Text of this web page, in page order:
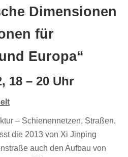
Dimensionen
für
Europa“
18 – 20 Uhr
– Schienennetzen, Straßen,
die 2013 von Xi Jinping
auch den Aufbau von